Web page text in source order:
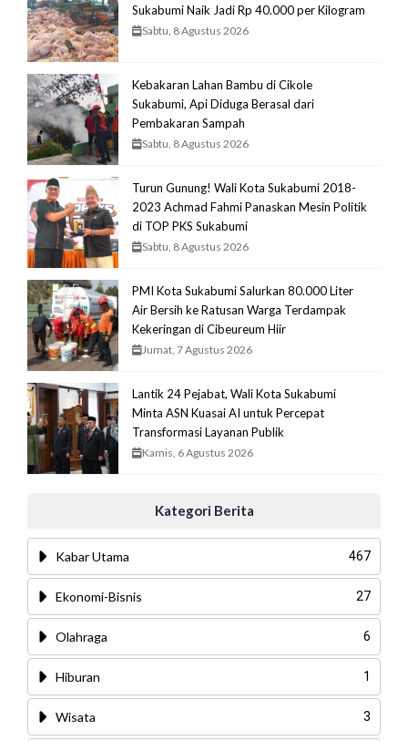
Sukabumi Naik Jadi Rp 40.000 per Kilogram
Sabtu, 8 Agustus 2026
Kebakaran Lahan Bambu di Cikole
Sukabumi, Api Diduga Berasal dari
Pembakaran Sampah
Sabtu, 8 Agustus 2026
Turun Gunung! Wali Kota Sukabumi 2018-
2023 Achmad Fahmi Panaskan Mesin Politik
di TOP PKS Sukabumi
Sabtu, 8 Agustus 2026
PMI Kota Sukabumi Salurkan 80.000 Liter
Air Bersih ke Ratusan Warga Terdampak
Kekeringan di Cibeureum Hiir
Jumat, 7 Agustus 2026
Lantik 24 Pejabat, Wali Kota Sukabumi
Minta ASN Kuasai AI untuk Percepat
Transformasi Layanan Publik
Kamis, 6 Agustus 2026
Kategori Berita
Kabar Utama 467
Ekonomi-Bisnis 27
Olahraga 6
Hiburan 1
Wisata 3